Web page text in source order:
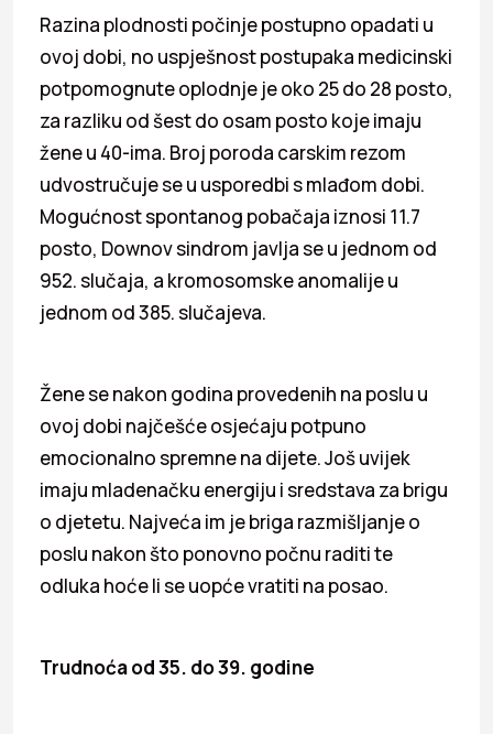
Razina plodnosti počinje postupno opadati u
ovoj dobi, no uspješnost postupaka medicinski
potpomognute oplodnje je oko 25 do 28 posto,
za razliku od šest do osam posto koje imaju
žene u 40-ima. Broj poroda carskim rezom
udvostručuje se u usporedbi s mlađom dobi.
Mogućnost spontanog pobačaja iznosi 11.7
posto, Downov sindrom javlja se u jednom od
952. slučaja, a kromosomske anomalije u
jednom od 385. slučajeva.
Žene se nakon godina provedenih na poslu u
ovoj dobi najčešće osjećaju potpuno
emocionalno spremne na dijete. Još uvijek
imaju mladenačku energiju i sredstava za brigu
o djetetu. Najveća im je briga razmišljanje o
poslu nakon što ponovno počnu raditi te
odluka hoće li se uopće vratiti na posao.
Trudnoća od 35. do 39. godine